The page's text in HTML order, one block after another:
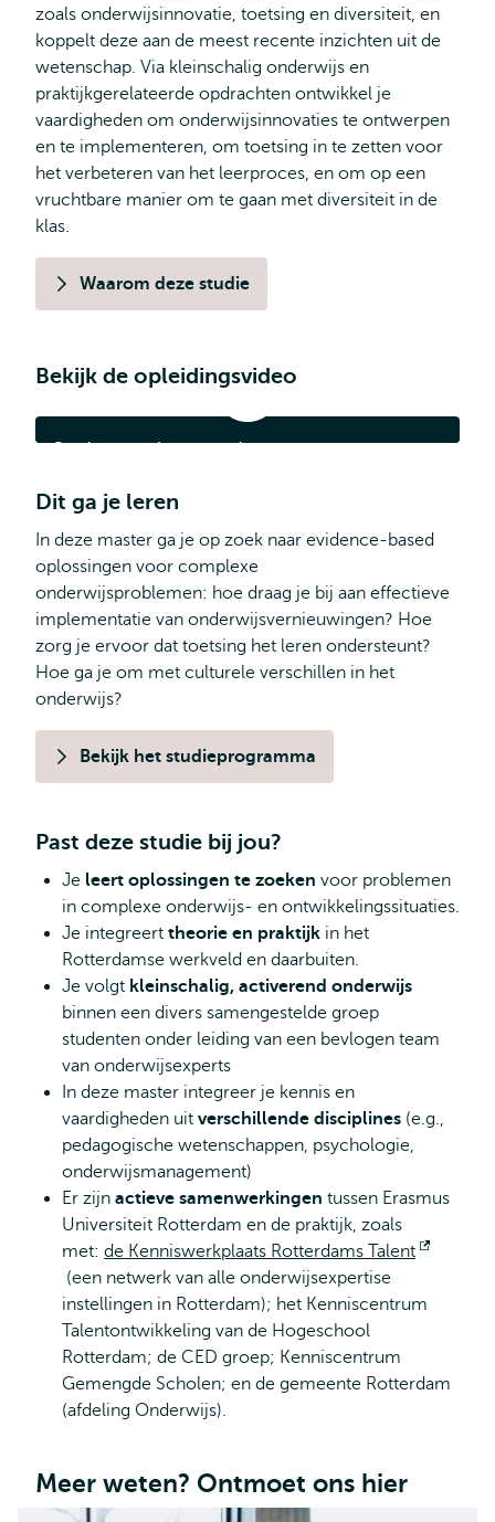
zoals onderwijsinnovatie, toetsing en diversiteit, en
koppelt deze aan de meest recente inzichten uit de
wetenschap. Via kleinschalig onderwijs en
praktijkgerelateerde opdrachten ontwikkel je
vaardigheden om onderwijsinnovaties te ontwerpen
en te implementeren, om toetsing in te zetten voor
het verbeteren van het leerproces, en om op een
vruchtbare manier om te gaan met diversiteit in de
klas.
Waarom deze studie
Bekijk de opleidingsvideo
aan
Student aan het woord -
Dit ga je leren
In deze master ga je op zoek naar evidence-based
oplossingen voor complexe
onderwijsproblemen: hoe draag je bij aan effectieve
implementatie van onderwijsvernieuwingen? Hoe
zorg je ervoor dat toetsing het leren ondersteunt?
Hoe ga je om met culturele verschillen in het
onderwijs?
Bekijk het studieprogramma
Past deze studie bij jou?
Je leert oplossingen te zoeken voor problemen
in complexe onderwijs- en ontwikkelingssituaties.
Je integreert theorie en praktijk in het
Rotterdamse werkveld en daarbuiten.
Je volgt kleinschalig, activerend onderwijs
binnen een divers samengestelde groep
studenten onder leiding van een bevlogen team
van onderwijsexperts
In deze master integreer je kennis en
vaardigheden uit verschillende disciplines (e.g.,
pedagogische wetenschappen, psychologie,
onderwijsmanagement)
Er zijn actieve samenwerkingen tussen Erasmus
Universiteit Rotterdam en de praktijk, zoals
met: de Kenniswerkplaats Rotterdams Talent
Opent
extern
(een netwerk van alle onderwijsexpertise
instellingen in Rotterdam); het Kenniscentrum
Talentontwikkeling van de Hogeschool
Rotterdam; de CED groep; Kenniscentrum
Gemengde Scholen; en de gemeente Rotterdam
(afdeling Onderwijs).
Meer weten? Ontmoet ons hier